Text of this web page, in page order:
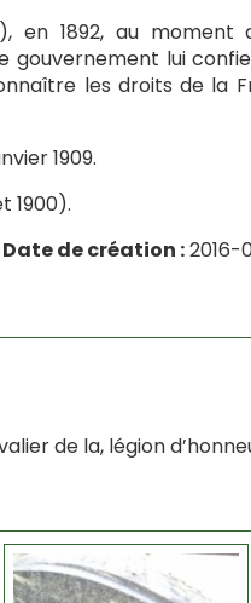
en 1892, au
gouvernement lui
les droits de la
1909.
1900).
Date de création :2016-
de la, légion